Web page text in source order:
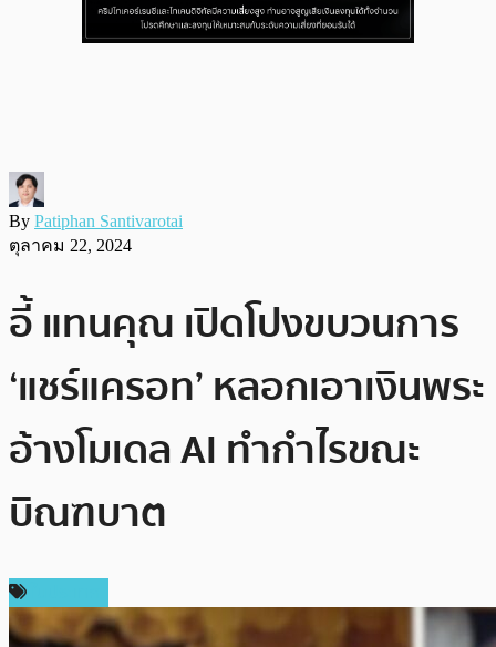
By Patiphan Santivarotai
ตุลาคม 22, 2024
อี้ แทนคุณ เปิดโปงขบวนการ
‘แชร์แครอท’ หลอกเอาเงินพระ
อ้างโมเดล AI ทำกำไรขณะ
บิณฑบาต